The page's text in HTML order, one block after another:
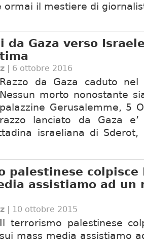
ormai il mestiere di
da Gaza verso
| 6 ottobre 2016
Razzo da Gaza caduto
Nessun morto nonostante
palazzine Gerusalemme, 5
razzo lanciato da Gaza
israeliana di
palestinese colpisce
assistiamo ad
| 10 ottobre 2015
Il terrorismo palestinese
sui mass media assistiamo